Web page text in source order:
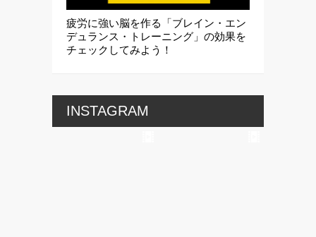
疲労に強い脳を作る「ブレイン・エン
デュランス・トレーニング」の効果を
チェックしてみよう！
INSTAGRAM